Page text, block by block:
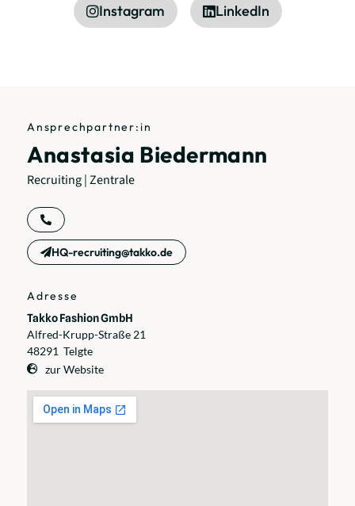
Instagram LinkedIn
Ansprechpartner:in
Anastasia Biedermann
Recruiting | Zentrale
HQ-recruiting@takko.de
Adresse
Takko Fashion GmbH
Alfred-Krupp-Straße 21
48291 Telgte
zur Website